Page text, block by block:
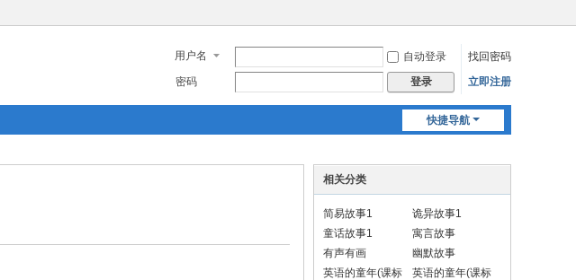
用户名 自动登录
找回密码
密码
登录 立即注册
快捷导航
相关分类
简易故事1
诡异故事1
童话故事1
寓言故事
有声有画
幽默故事
英语的童年(课标
英语的童年(课标